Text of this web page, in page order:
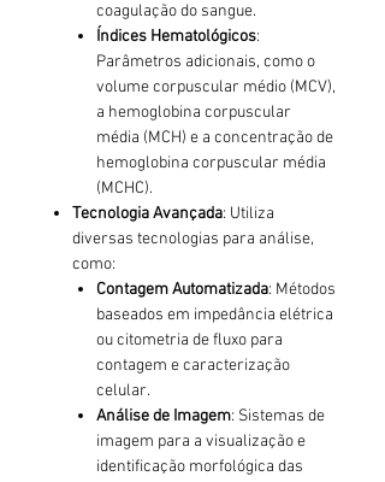
coagulação do sangue.
Índices Hematológicos:
Parâmetros adicionais, como o
volume corpuscular médio (MCV),
a hemoglobina corpuscular
média (MCH) e a concentração de
hemoglobina corpuscular média
(MCHC).
Tecnologia Avançada: Utiliza
diversas tecnologias para análise,
como:
Contagem Automatizada: Métodos
baseados em impedância elétrica
ou citometria de fluxo para
contagem e caracterização
celular.
Análise de Imagem: Sistemas de
imagem para a visualização e
identificação morfológica das